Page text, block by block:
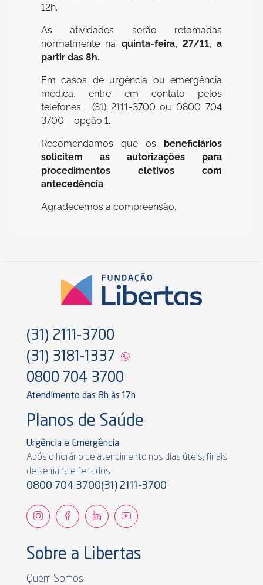
12h.
As atividades serão retomadas
normalmente na quinta-feira, 27/11, a
partir das 8h.
Em casos de urgência ou emergência
médica, entre em contato pelos
telefones: (31) 2111-3700 ou 0800 704
3700 – opção 1.
Recomendamos que os beneficiários
solicitem as autorizações para
procedimentos eletivos com
antecedência.
Agradecemos a compreensão.
(31) 2111-3700
(31) 3181-1337
0800 704 3700
Atendimento das 8h às 17h
Planos de Saúde
Urgência e Emergência
Após o horário de atendimento nos dias úteis, finais
de semana e feriados
0800 704 3700(31) 2111-3700
Sobre a Libertas
Quem Somos